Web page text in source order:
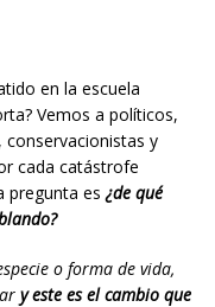
en la escuela
Vemos a políticos,
y
cada catástrofe
pregunta es¿de qué
o forma de vida,
y este es el cambio que